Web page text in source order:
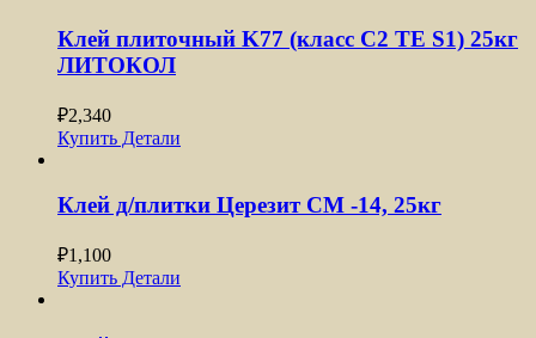
Клей плиточный K77 (класс С2 TE S1) 25кг
ЛИТОКОЛ
₽2,340
Купить Детали
Клей д/плитки Церезит CM -14, 25кг
₽1,100
Купить Детали